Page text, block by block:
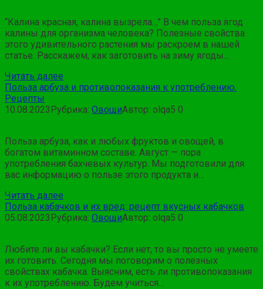
“Калина красная, калина вызрела…” В чем польза ягод
калины для организма человека? Полезные свойства
этого удивительного растения мы раскроем в нашей
статье. Расскажем, как заготовить на зиму ягоды…
Читать далее
Польза арбуза и противопоказания к употреблению.
Рецепты
10.08.2023Рубрика: ОвощиАвтор: olqa5 0
Польза арбуза, как и любых фруктов и овощей, в
богатом витаминном составе. Август — пора
употребления бахчевых культур. Мы подготовили для
вас информацию о пользе этого продукта и…
Читать далее
Польза кабачков и их вред: рецепт вкусных кабачков
05.08.2023Рубрика: ОвощиАвтор: olqa5 0
Любите ли вы кабачки? Если нет, то вы просто не умеете
их готовить. Сегодня мы поговорим о полезных
свойствах кабачка. Выясним, есть ли противопоказания
к их употреблению. Будем учиться…